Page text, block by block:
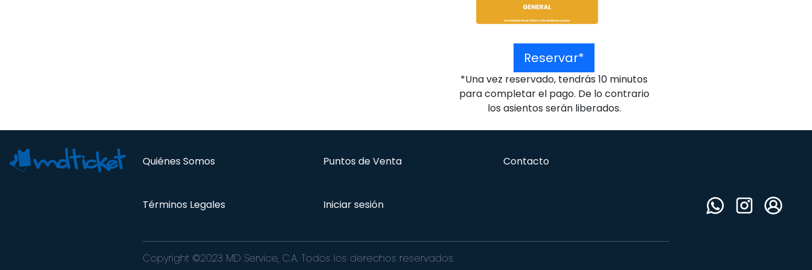
Reservar*
*Una vez reservado, tendrás 10 minutos
para completar el pago. De lo contrario
los asientos serán liberados.
Quiénes Somos Puntos de Venta Contacto
Términos Legales Iniciar sesión
Copyright ©2023 MD Service, C.A. Todos los derechos reservados.